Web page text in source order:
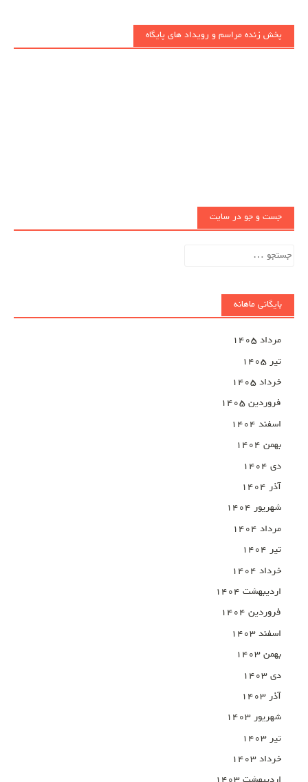
پخش زنده مراسم و رویداد های پایگاه
جست و جو در سایت
جستجو
بایگانی ماهانه
مرداد ۱۴۰۵
تیر ۱۴۰۵
خرداد ۱۴۰۵
فروردین ۱۴۰۵
اسفند ۱۴۰۴
بهمن ۱۴۰۴
دی ۱۴۰۴
آذر ۱۴۰۴
شهریور ۱۴۰۴
مرداد ۱۴۰۴
تیر ۱۴۰۴
خرداد ۱۴۰۴
اردیبهشت ۱۴۰۴
فروردین ۱۴۰۴
اسفند ۱۴۰۳
بهمن ۱۴۰۳
دی ۱۴۰۳
آذر ۱۴۰۳
شهریور ۱۴۰۳
تیر ۱۴۰۳
خرداد ۱۴۰۳